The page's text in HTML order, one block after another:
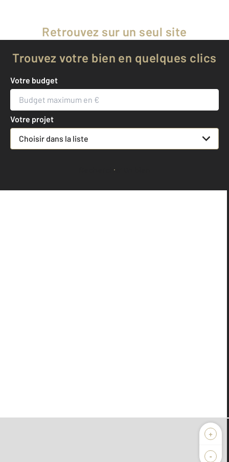
Retrouvez sur un seul site
les biens de 2 agences CENTURY 21
Trouvez votre bien en quelques clics
Votre budget
Votre projet
Choisir dans la liste
Rechercher un bien
+
-